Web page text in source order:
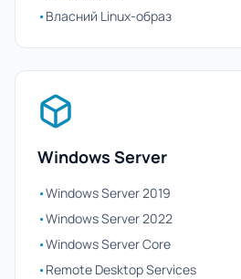
•Власний Linux-образ
Windows Server
•Windows Server 2019
•Windows Server 2022
•Windows Server Core
•Remote Desktop Services